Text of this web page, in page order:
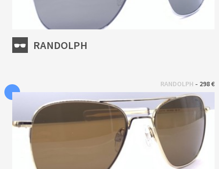
RANDOLPH
RANDOLPH - 298 €